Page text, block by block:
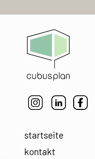
startseite
kontakt